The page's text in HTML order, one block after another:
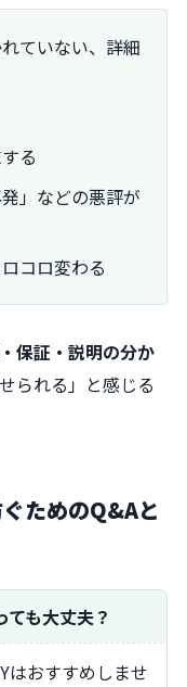
ていない、詳細
る
」などの悪評が
コロ変わる
保証・説明の分か
られる」と感じる
ためのQ&Aと
ても大丈夫？